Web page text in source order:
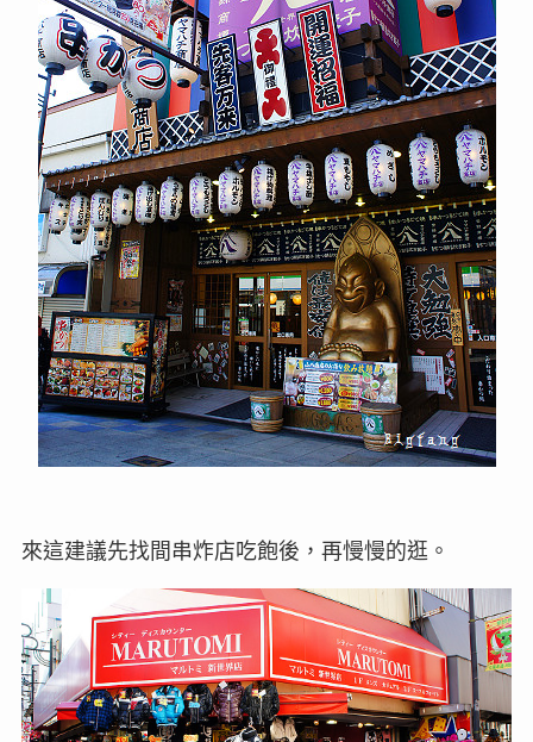
來這建議先找間串炸店吃飽後，再慢慢的逛。